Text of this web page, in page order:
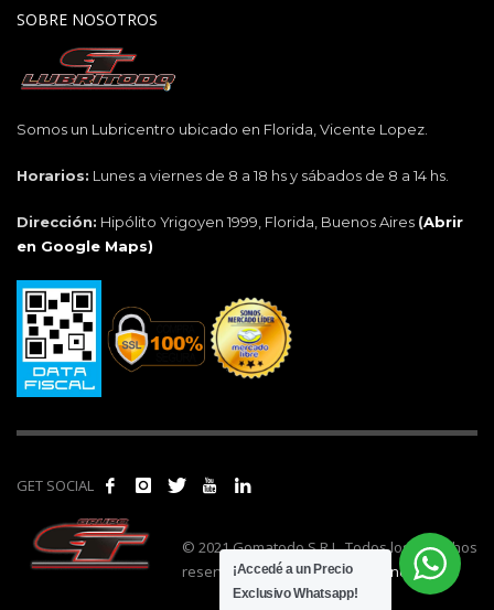
SOBRE NOSOTROS
Somos un Lubricentro ubicado en Florida, Vicente Lopez.
Horarios: Lunes a viernes de 8 a 18 hs y sábados de 8 a 14 hs.
Dirección: Hipólito Yrigoyen 1999, Florida, Buenos Aires (Abrir
en Google Maps)
GET SOCIAL
© 2021 Gomatodo S.R.L. Todos los derechos
reservados. | Realizado por
cónclave.
¡Accedé a un Precio
Exclusivo Whatsapp!